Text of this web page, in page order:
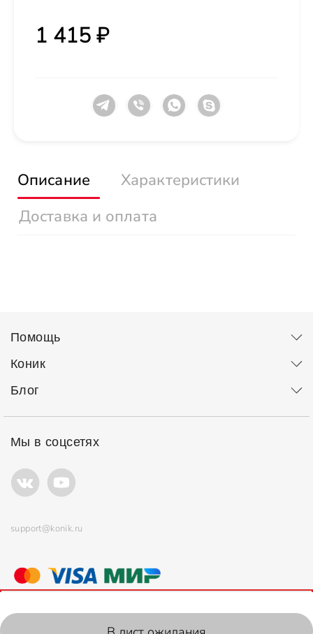
1 415 ₽
Описание
Характеристики
Доставка и оплата
Помощь
Коник
Блог
Мы в соцсетях
support@konik.ru